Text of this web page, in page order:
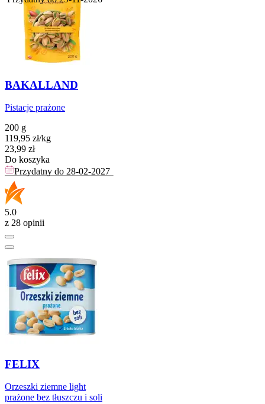
BAKALLAND
Pistacje prażone
200 g
119,95 zł/kg
Cena
23,99 zł
Do koszyka
Przydatny do 28-02-2027
5.0
z 28 opinii
FELIX
Orzeszki ziemne light
prażone bez tłuszczu i soli